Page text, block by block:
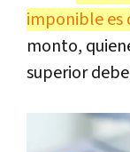
imponible es
monto,
superior